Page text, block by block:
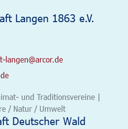
Langen 1863 e.V.
langen@arcor.de
und Traditionsvereine |
/ Natur / Umwelt
Deutscher Wald